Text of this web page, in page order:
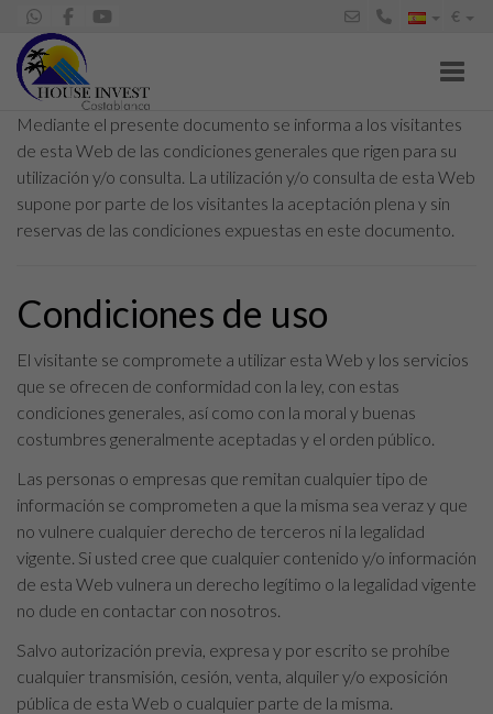
€
Mediante el presente documento se informa a los visitantes
de esta Web de las condiciones generales que rigen para su
utilización y/o consulta. La utilización y/o consulta de esta Web
supone por parte de los visitantes la aceptación plena y sin
reservas de las condiciones expuestas en este documento.
Condiciones de uso
El visitante se compromete a utilizar esta Web y los servicios
que se ofrecen de conformidad con la ley, con estas
condiciones generales, así como con la moral y buenas
costumbres generalmente aceptadas y el orden público.
Las personas o empresas que remitan cualquier tipo de
información se comprometen a que la misma sea veraz y que
no vulnere cualquier derecho de terceros ni la legalidad
vigente. Si usted cree que cualquier contenido y/o información
de esta Web vulnera un derecho legítimo o la legalidad vigente
no dude en contactar con nosotros.
Salvo autorización previa, expresa y por escrito se prohíbe
cualquier transmisión, cesión, venta, alquiler y/o exposición
pública de esta Web o cualquier parte de la misma.